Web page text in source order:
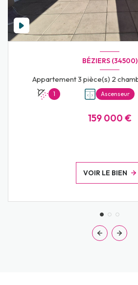
BÉZIERS (34500)
1 Ascenseur
159 000 €
VOIR LE BIEN